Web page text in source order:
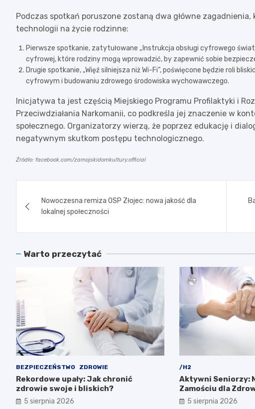
Podczas spotkań poruszone zostaną dwa główne
technologii na życie rodzinne:
Pierwsze spotkanie, zatytułowane „Instrukcja obsługi cyfrowego
cyfrowej, które rodziny mogą wprowadzić, by zapewnić sobie
Drugie spotkanie, „Więź silniejsza niż Wi-Fi”, poświęcone będzie roli
cyfrowym i budowaniu zdrowego środowiska wychowawczego.
Inicjatywa ta jest częścią Miejskiego Programu Profilaktyki i
Przeciwdziałania Narkomanii, co podkreśla jej znaczenie w
społecznego. Organizatorzy wierzą, że poprzez edukację i
negatywnym skutkom postępu technologicznego.
Źródło: facebook.com/zamojskidomkultury.official
wpisuNowoczesna remiza OSP Złojec: nowa jakość dla
lokalnej społeczności
Warto przeczytać
BEZPIECZEŃSTWO ZDROWIE
Rekordowe upały: Jak chronić
zdrowie swoje i bliskich?
5 sierpnia 2026
/H2
Aktywni Seniorzy:
Zamościu dla
5 sierpnia 2026